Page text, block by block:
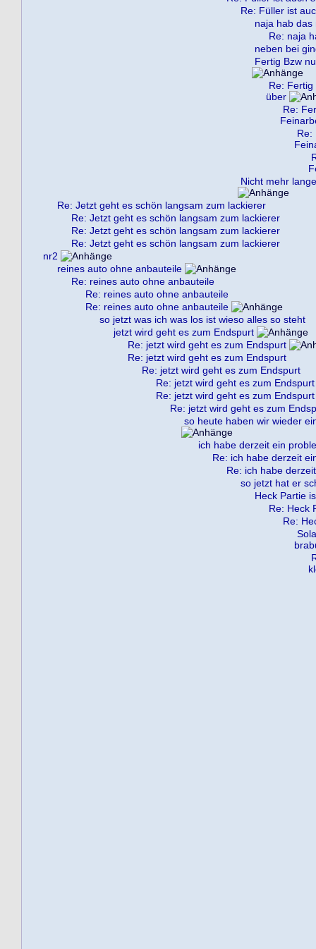
Re: Füller ist
naja hab das
Re: naja
neben bei
Fertig Bzw
Re:
über
Re:
Re:
Nicht mehr
Re: Jetzt geht es schön langsam zum lackierer
Re: Jetzt geht es schön langsam zum lackierer
Re: Jetzt geht es schön langsam zum lackierer
Re: Jetzt geht es schön langsam zum lackierer
nr2
reines auto ohne anbauteile
Re: reines auto ohne anbauteile
Re: reines auto ohne anbauteile
Re: reines auto ohne anbauteile
so jetzt was ich was los ist wieso alles so steht
jetzt wird geht es zum Endspurt
Re: jetzt wird geht es zum Endspurt
Re: jetzt wird geht es zum Endspurt
Re: jetzt wird geht es zum Endspurt
Re: jetzt wird geht es zum Endspurt
Re: jetzt wird geht es zum Endspurt
Re: jetzt wird geht es zum
so heute haben wir wieder
ich habe derzeit ein
Re: ich habe derzeit
Re: ich habe
so jetzt hat er
Heck Partie
Re: Heck
Re: